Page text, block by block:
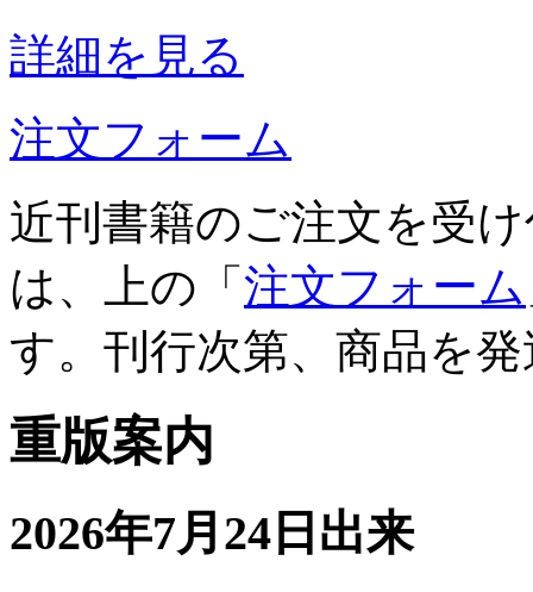
詳細を見る
注文フォーム
近刊書籍のご注文を受
は、上の「 注文フォーム
す。刊行次第、商品を
重版案内
2026年7月24日出来